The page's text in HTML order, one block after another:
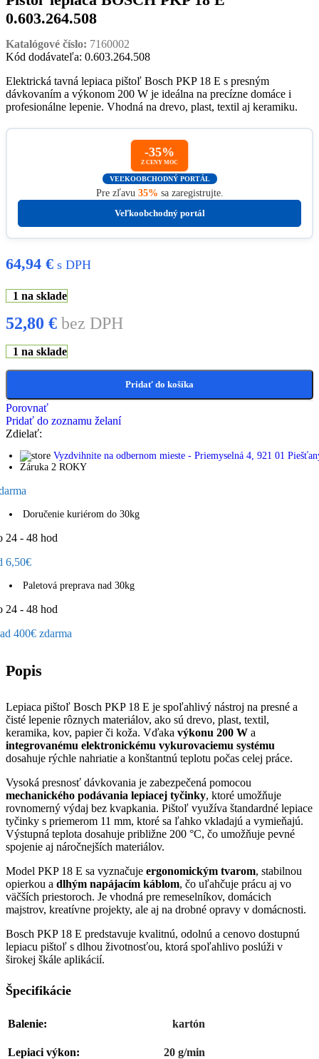
0.603.264.508
Katalógové číslo: 7160002
Kód dodávateľa: 0.603.264.508
Elektrická tavná lepiaca pištoľ Bosch PKP 18 E s presným
dávkovaním a výkonom 200 W je ideálna na precízne domáce i
profesionálne lepenie. Vhodná na drevo, plast, textil aj keramiku.
-35%
Z CENY MOC
VEĽKOOBCHODNÝ PORTÁL
Pre zľavu 35% sa zaregistrujte.
Veľkoobchodný portál
64,94 € s DPH
1 na sklade
52,80 € bez DPH
1 na sklade
Pridať do košíka
Porovnať
Pridať do zoznamu želaní
Zdielať:
Vyzdvihnite na odbernom mieste - Priemyselná 4, 921 01
Záruka 2 ROKY
Doručenie kuriérom do 30kg
24 - 48 hod
6,50€
Paletová preprava nad 30kg
24 - 48 hod
400€ zdarma
Popis
Lepiaca pištoľ Bosch PKP 18 E je spoľahlivý nástroj na presné a
čisté lepenie rôznych materiálov, ako sú drevo, plast, textil,
keramika, kov, papier či koža. Vďaka výkonu 200 W a
integrovanému elektronickému vykurovaciemu systému
dosahuje rýchle nahriatie a konštantnú teplotu počas celej práce.
Vysoká presnosť dávkovania je zabezpečená pomocou
mechanického podávania lepiacej tyčinky, ktoré umožňuje
rovnomerný výdaj bez kvapkania. Pištoľ využíva štandardné lepiace
tyčinky s priemerom 11 mm, ktoré sa ľahko vkladajú a vymieňajú.
Výstupná teplota dosahuje približne 200 °C, čo umožňuje pevné
spojenie aj náročnejších materiálov.
Model PKP 18 E sa vyznačuje ergonomickým tvarom, stabilnou
opierkou a dlhým napájacím káblom, čo uľahčuje prácu aj vo
väčších priestoroch. Je vhodná pre remeselníkov, domácich
majstrov, kreatívne projekty, ale aj na drobné opravy v domácnosti.
Bosch PKP 18 E predstavuje kvalitnú, odolnú a cenovo dostupnú
lepiacu pištoľ s dlhou životnosťou, ktorá spoľahlivo poslúži v
širokej škále aplikácií.
Špecifikácie
Balenie: kartón
Lepiaci výkon: 20 g/min